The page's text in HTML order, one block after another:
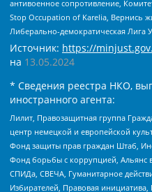
антивоенное сопротивление,
Stop Occupation of Karelia, Вернись
Либерально-демократическая Лига
Источник: https://
на 13.05.2024
* Сведения реестра НКО,
иностранного агента:
Лилит, Правозащитная группа
центр немецкой и европейской
Фонд защиты прав граждан Штаб,
Фонд борьбы с коррупцией,
СПИДа, СВЕЧА, Гуманитарное
Избирателей, Правовая